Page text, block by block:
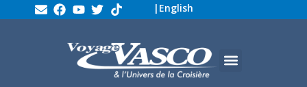
| English